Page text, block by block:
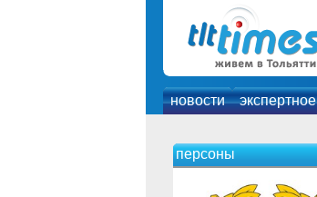
новости
персоны